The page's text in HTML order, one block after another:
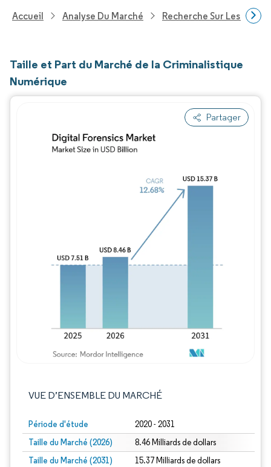
Accueil Analyse Du Marché Recherche Sur Les
Taille et Part du Marché de la Criminalistique
Numérique
Partager
VUE D’ENSEMBLE DU MARCHÉ
Période d'étude 2020 - 2031
Taille du Marché (2026) 8.46 Milliards de dollars
Taille du Marché (2031) 15.37 Milliards de dollars
Image © Mordor Intelligence. La